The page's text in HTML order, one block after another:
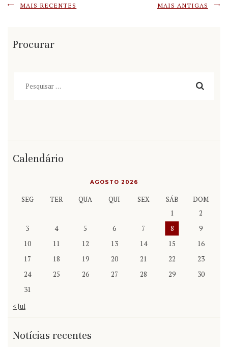
MAIS RECENTES MAIS ANTIGAS
Procurar
Calendário
AGOSTO 2026
SEG TER QUA QUI SEX SÁB
DOM
1
2
3
4 5 6 7 8
9
10
11 12 13 14 15
16
17
18 19 20 21 22
23
24
25 26 27 28 29
30
31
« Jul
Notícias recentes